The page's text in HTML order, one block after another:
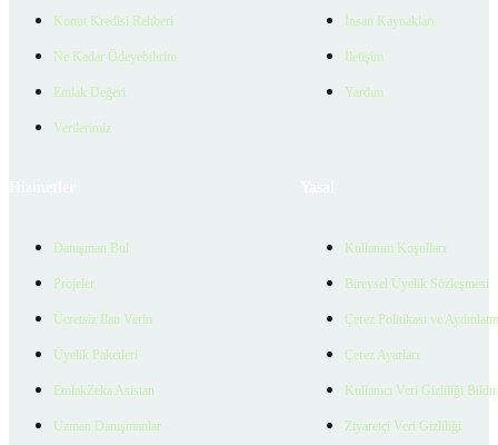
Konut Kredisi Rehberi
Ne Kadar Ödeyebilirim
Emlak Değeri
Verilerimiz
İnsan Kaynakları
İletişim
Yardım
Danışman Bul
Projeler
Ücretsiz İlan Verin
Üyelik Paketleri
EmlakZeka Asistan
Uzman Danışmanlar
Kullanım Koşulları
Bireysel Üyelik Sözleşmesi
Çerez Politikası ve
Çerez Ayarları
Kullanıcı Veri Gizliliği
Ziyaretçi Veri Gizliliği